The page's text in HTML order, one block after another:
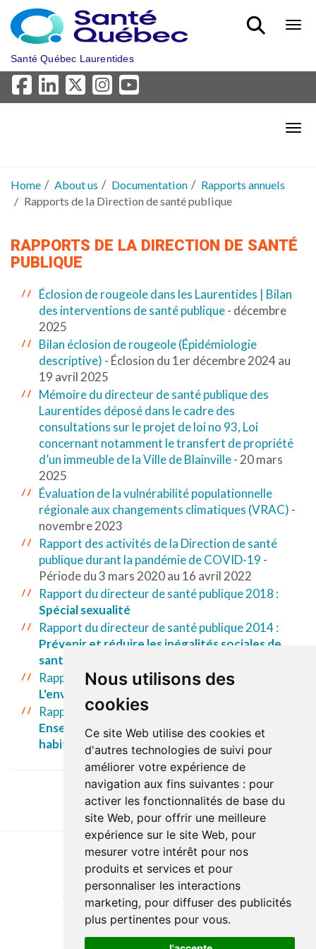
Nous utilisons des
cookies
Ce site Web utilise des cookies et
d'autres technologies de suivi pour
améliorer votre expérience de
navigation aux fins suivantes : pour
activer les fonctionnalités de base du
site Web, pour offrir une meilleure
expérience sur le site Web, pour
mesurer votre intérêt pour nos
produits et services et pour
personnaliser les interactions
marketing, pour diffuser des publicités
plus pertinentes pour vous.
Skip to main content
Santé Québec Laurentides
Home About us Documentation
Rapports annuels
Rapports de la Direction de santé publique
RAPPORTS DE LA DIRECTION DE SANTÉ
PUBLIQUE
Éclosion de rougeole dans les Laurentides | Bilan
des interventions de santé publique- décembre
2025
Bilan éclosion de rougeole (Épidémiologie
descriptive) - Éclosion du 1er décembre 2024 au
19 avril 2025
Mémoire du directeur de santé publique des
Laurentides déposé dans le cadre des
consultations sur le projet de loi no 93, Loi
concernant notamment le transfert de propriété
d’un immeuble de la Ville de Blainville- 20 mars
2025
Évaluation de la vulnérabilité populationnelle
régionale aux changements climatiques (VRAC) -
novembre 2023
Rapport des activités de la Direction de santé
publique durant la pandémie de COVID-19 -
Période du 3 mars 2020 au 16 avril 2022
Rapport du directeur de santé publique 2018 :
Spécial sexualité
Rapport du directeur de santé publique 2014 :
Prévenir et réduire les inégalités sociales de
santé dans les Laurentides
Rapport de la directrice de santé publique 2008 :
L'environnement et la santé, un lien établi
Rapport de la directrice de santé publique 2005 :
Ensemble pour la promotion des saines
habitudes de vie
Last update : 4 February 2026
Accessibility
Website development